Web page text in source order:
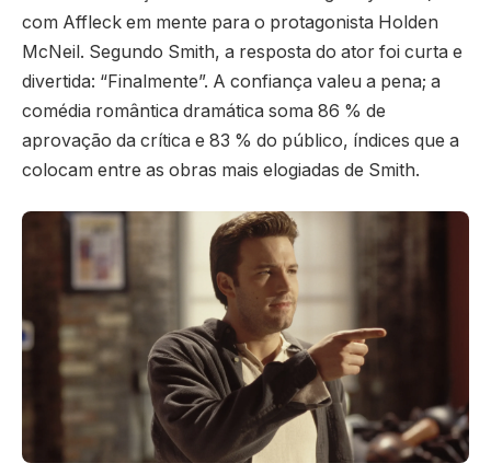
com Affleck em mente para o protagonista Holden
McNeil. Segundo Smith, a resposta do ator foi curta e
divertida: “Finalmente”. A confiança valeu a pena; a
comédia romântica dramática soma 86 % de
aprovação da crítica e 83 % do público, índices que a
colocam entre as obras mais elogiadas de Smith.